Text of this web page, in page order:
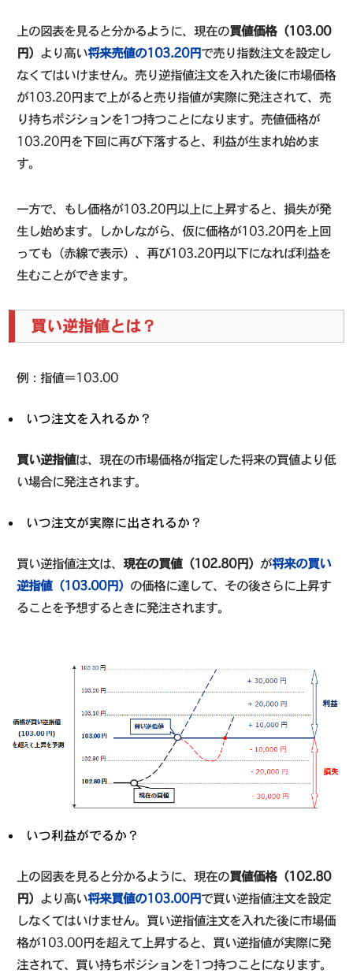
上の図表を見ると分かるように、現在の買値価格（103.00
円） より高い将来売値の103.20円で売り指数注文を設定し
なくてはいけません。売り逆指値注文を入れた後に市場価格
が103.20円まで上がると売り指値が実際に発注されて、売
り持ちポジションを1つ持つことになります。売値価格が
103.20円を下回に再び下落すると、利益が生まれ始めま
す。
一方で、もし価格が103.20円以上に上昇すると、損失が発
生し始めます。しかしながら、仮に価格が103.20円を上回
っても（赤線で表示）、再び103.20円以下になれば利益を
生むことができます。
買い逆指値とは？
例：指値＝103.00
いつ注文を入れるか？
買い逆指値は、現在の市場価格が指定した将来の買値より低
い場合に発注されます。
いつ注文が実際に出されるか？
買い逆指値注文は、現在の買値（102.80円） が将来の買い
逆指値（103.00円） の価格に達して、その後さらに上昇す
ることを予想するときに発注されます。
いつ利益がでるか？
上の図表を見ると分かるように、現在の買値価格（102.80
円） より高い将来買値の103.00円で買い逆指値注文を設定
しなくてはいけません。買い逆指値注文を入れた後に市場価
格が103.00円を超えて上昇すると、買い逆指値が実際に発
注されて、買い持ちポジションを1つ持つことになります。